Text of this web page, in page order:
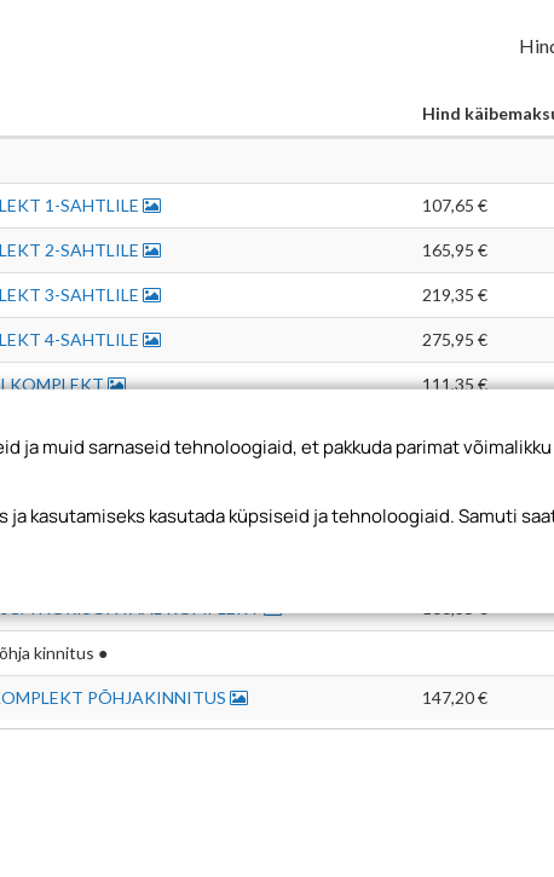
Hind
1-SAHTLILE 107,65 €
2-SAHTLILE 165,95 €
3-SAHTLILE 219,35 €
4-SAHTLILE 275,95 €
KOMPLEKT 111,35 €
HORISONTAAL KOMPLEKT 153,60 €
kinnitus ●
PÕHJAKINNITUS 147,20 €
ja muid sarnaseid tehnoloogiaid, et pakkuda parimat
kasutamiseks kasutada küpsiseid ja tehnoloogiaid. Samuti